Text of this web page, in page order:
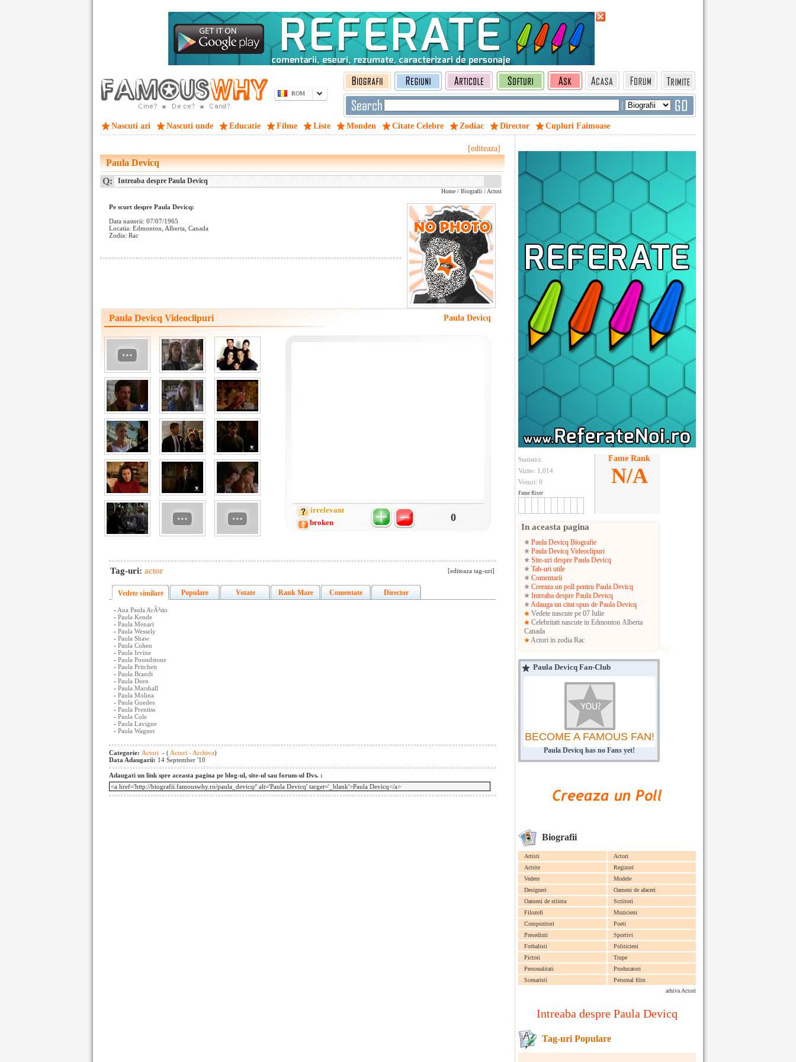
ROM
|
Nascuti azi Nascuti unde Educatie Filme Liste Monden Citate Celebre Zodiac Director Cupluri Faimoase
Statistici:
Vizite: 1,014
Voturi: 0
Fame Riser
Fame Rank
N/A
In aceasta pagina
Paula Devicq Biografie
Paula Devicq Videoclipuri
Site-uri despre Paula Devicq
Tab-uri utile
Comentarii
Creeaza un poll pentru Paula Devicq
Intreaba despre Paula Devicq
Adauga un citat spus de Paula Devicq
Vedete nascute pe 07 Iulie
Celebritati nascute in Edmonton Alberta
Canada
Actori in zodia Rac
Paula Devicq Fan-Club
BECOME A FAMOUS FAN!
Paula Devicq has no Fans yet!
Biografii
Artisti
Actori
Actrite
Regizori
Vedete
Modele
Designeri
Oameni de afaceri
Oameni de stiinta
Scriitori
Filozofi
Muzicieni
Compozitori
Poeti
Presedinti
Sportivi
Fotbalisti
Politicieni
Pictori
Trupe
Personalitati
Producatori
Scenaristi
Personal film
arhiva Actori
Intreaba despre Paula Devicq
Tag-uri Populare
[editeaza]
Paula Devicq
Q: Intreaba despre Paula Devicq
Home / Biografii / Actori
Pe scurt despre Paula Devicq:
Data nasterii: 07/07/1965
Locatia: Edmonton, Alberta, Canada
Zodia: Rac
Paula Devicq Videoclipuri Paula Devicq
irrelevant
0
broken
Tag-uri: actor [editeaza tag-uri]
Vedete similare Populare Votate Rank Mare Comentate Director
- Ana Paula ArÃ³sio
- Paula Kende
- Paula Menari
- Paula Wessely
- Paula Shaw
- Paula Cohen
- Paula Irvine
- Paula Poundstone
- Paula Pritchett
- Paula Brandt
- Paula Deen
- Paula Marshall
- Paula Molina
- Paula Guedes
- Paula Prentiss
- Paula Cole
- Paula Lavigne
- Paula Wagner
Categorie: Actori - ( Actori - Archiva)
Data Adaugarii: 14 September '10
Adaugati un link spre aceasta pagina pe blog-ul, site-ul sau forum-ul Dvs. :